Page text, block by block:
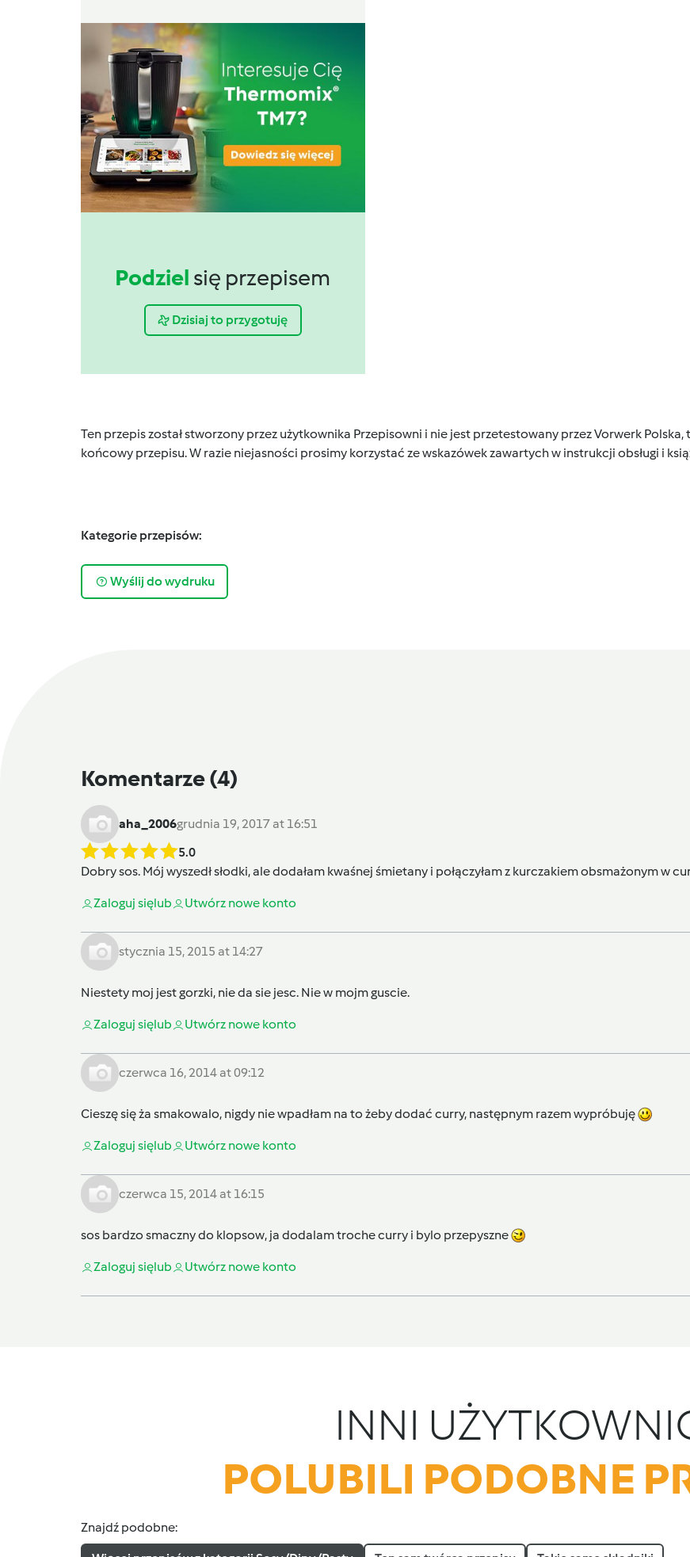
Podziel się przepisem
Dzisiaj to przygotuję
Ten przepis został stworzony przez użytkownika Przepisowni i nie jest przetestowany przez Vorwerk
końcowy przepisu. W razie niejasności prosimy korzystać ze wskazówek zawartych w instrukcji obsługi i
Kategorie przepisów:
Wyślij do wydruku
Komentarze(4)
aha_2006grudnia 19, 2017 at 16:51
5.0
Dobry sos. Mój wyszedł słodki, ale dodałam kwaśnej śmietany i połączyłam z kurczakiem obsmażonym w
Zaloguj sięlub Utwórz nowe konto
stycznia 15, 2015 at 14:27
Niestety moj jest gorzki, nie da sie jesc. Nie w mojm guscie.
Zaloguj sięlub Utwórz nowe konto
czerwca 16, 2014 at 09:12
Cieszę się ża smakowalo, nigdy nie wpadłam na to żeby dodać curry, następnym razem wypróbuję
Zaloguj sięlub Utwórz nowe konto
czerwca 15, 2014 at 16:15
sos bardzo smaczny do klopsow, ja dodalam troche curry i bylo przepyszne
Zaloguj sięlub Utwórz nowe konto
INNI
POLUBILI PODOBNE
Znajdź podobne: